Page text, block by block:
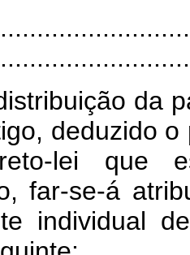
da
deduzido
lei que
far-se-á
individual